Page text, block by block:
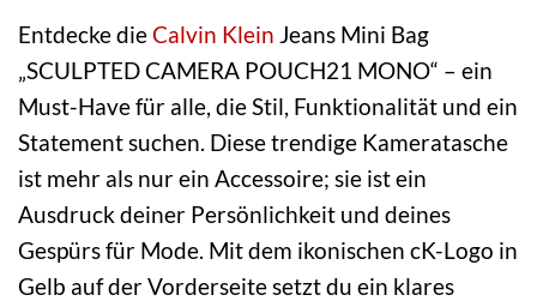
Entdecke dieCalvin Klein Jeans Mini Bag
„SCULPTED CAMERA POUCH21 MONO“ – ein
Must-Have für alle, die Stil, Funktionalität und ein
Statement suchen. Diese trendige Kameratasche
ist mehr als nur ein Accessoire; sie ist ein
Ausdruck deiner Persönlichkeit und deines
Gespürs für Mode. Mit dem ikonischen cK-Logo in
Gelb auf der Vorderseite setzt du ein klares